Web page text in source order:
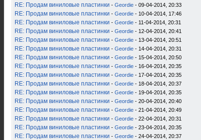
RE: Продам виниловые пластинки - Geordie - 09-04-2014, 20:33
RE: Продам виниловые пластинки - Geordie - 10-04-2014, 17:46
RE: Продам виниловые пластинки - Geordie - 11-04-2014, 20:31
RE: Продам виниловые пластинки - Geordie - 12-04-2014, 20:41
RE: Продам виниловые пластинки - Geordie - 13-04-2014, 20:51
RE: Продам виниловые пластинки - Geordie - 14-04-2014, 20:31
RE: Продам виниловые пластинки - Geordie - 15-04-2014, 20:50
RE: Продам виниловые пластинки - Geordie - 16-04-2014, 20:35
RE: Продам виниловые пластинки - Geordie - 17-04-2014, 20:35
RE: Продам виниловые пластинки - Geordie - 18-04-2014, 20:37
RE: Продам виниловые пластинки - Geordie - 19-04-2014, 20:35
RE: Продам виниловые пластинки - Geordie - 20-04-2014, 20:40
RE: Продам виниловые пластинки - Geordie - 21-04-2014, 20:49
RE: Продам виниловые пластинки - Geordie - 22-04-2014, 20:31
RE: Продам виниловые пластинки - Geordie - 23-04-2014, 20:35
RE: Продам виниловые пластинки - Geordie - 24-04-2014, 20:37